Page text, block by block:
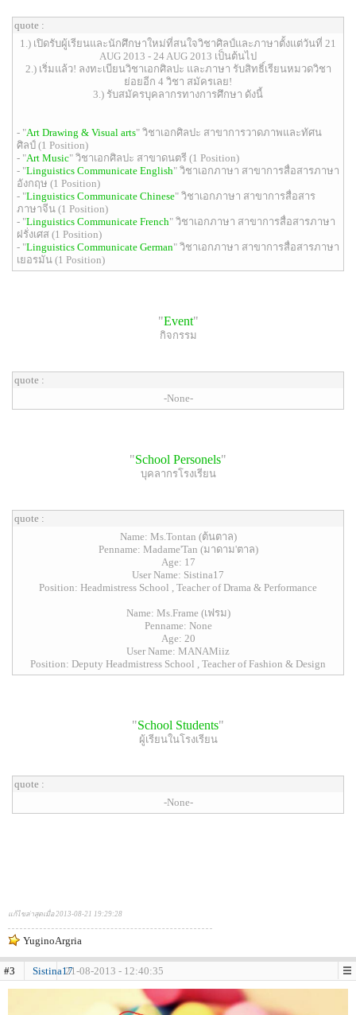
quote :
1.) เปิดรับผู้เรียนและนักศึกษาใหม่ที่สนใจวิชาศิลป์และภาษาตั้งแต่วันที่ 21
AUG 2013 - 24 AUG 2013 เป็นต้นไป
2.) เริ่มแล้ว! ลงทะเบียนวิชาเอกศิลปะ และภาษา รับสิทธิ์เรียนหมวดวิชา
ย่อยอีก 4 วิชา สมัครเลย!
3.) รับสมัครบุคลากรทางการศึกษา ดังนี้
- "Art Drawing & Visual arts" วิชาเอกศิลปะ สาขาการวาดภาพและทัศน
ศิลป์ (1 Position)
- "Art Music" วิชาเอกศิลปะ สาขาดนตรี (1 Position)
- "Linguistics Communicate English" วิชาเอกภาษา สาขาการสื่อสารภาษา
อังกฤษ (1 Position)
- "Linguistics Communicate Chinese" วิชาเอกภาษา สาขาการสื่อสาร
ภาษาจีน (1 Position)
- "Linguistics Communicate French" วิชาเอกภาษา สาขาการสื่อสารภาษา
ฝรั่งเศส (1 Position)
- "Linguistics Communicate German" วิชาเอกภาษา สาขาการสื่อสารภาษา
เยอรมัน (1 Position)
"Event"
กิจกรรม
quote :
-None-
"School Personels"
บุคลากรโรงเรียน
quote :
Name: Ms.Tontan (ต้นตาล)
Penname: Madame'Tan (มาดาม'ตาล)
Age: 17
User Name: Sistina17
Position: Headmistress School , Teacher of Drama & Performance
Name: Ms.Frame (เฟรม)
Penname: None
Age: 20
User Name: MANAMiiz
Position: Deputy Headmistress School , Teacher of Fashion & Design
"School Students"
ผู้เรียนในโรงเรียน
quote :
-None-
แก้ไขล่าสุดเมื่อ 2013-08-21 19:29:28
YuginoArgria
#3 Sistina1721-08-2013 - 12:40:35